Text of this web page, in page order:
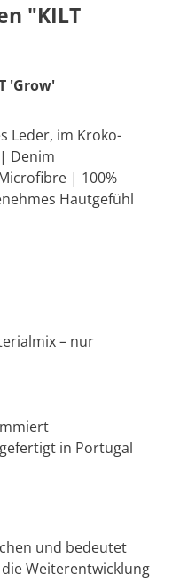
"KILT
'Grow'
Leder, im Kroko-
Denim
| 100%
Hautgefühl
– nur
in Portugal
und bedeutet
Weiterentwicklung